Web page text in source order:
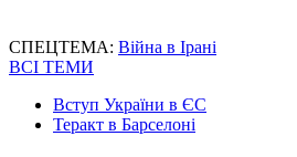
СПЕЦТЕМА: Війна в Ірані
ВСІ ТЕМИ
Вступ України в ЄС
Теракт в Барселоні